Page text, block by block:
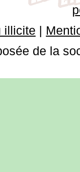
illicite |
de la